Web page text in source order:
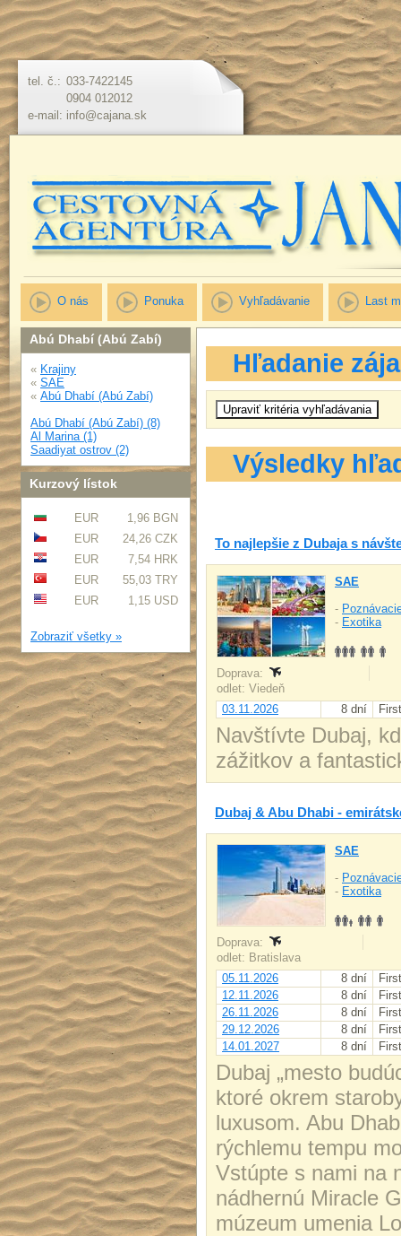
tel. č.: 033-7422145
0904 012012
e-mail: info@cajana.sk
O nás Ponuka Vyhľadávanie Last
Abú Dhabí (Abú Zabí)
« Krajiny
« SAE
« Abú Dhabí (Abú Zabí)
Abú Dhabí (Abú Zabí) (8)
Al Marina (1)
Saadiyat ostrov (2)
Kurzový lístok
EUR
1,96 BGN
EUR
24,26 CZK
EUR
7,54 HRK
EUR
55,03 TRY
EUR
1,15 USD
Zobraziť všetky »
Hľadanie
Výsledky
To najlepšie z Dubaja s
SAE
-
- Exotika
Doprava:
odlet: Viedeň
03.11.2026
8 dní
Navštívte Dubaj,
zážitkov a
Dubaj & Abu Dhabi -
SAE
-
- Exotika
Doprava:
odlet: Bratislava
05.11.2026
8 dní
12.11.2026
8 dní
26.11.2026
8 dní
29.12.2026
8 dní
14.01.2027
8 dní
Dubaj „mesto
ktoré okrem
luxusom. Abu
rýchlemu tempu
Vstúpte s nami na
nádhernú Miracle
múzeum umenia